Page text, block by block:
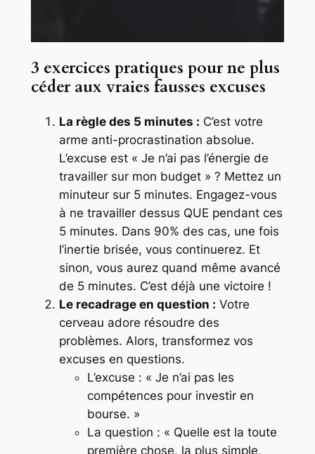
3 exercices pratiques pour ne plus
céder aux vraies fausses excuses
La règle des 5 minutes : C’est votre
arme anti-procrastination absolue.
L’excuse est « Je n’ai pas l’énergie de
travailler sur mon budget » ? Mettez un
minuteur sur 5 minutes. Engagez-vous
à ne travailler dessus QUE pendant ces
5 minutes. Dans 90% des cas, une fois
l’inertie brisée, vous continuerez. Et
sinon, vous aurez quand même avancé
de 5 minutes. C’est déjà une victoire !
Le recadrage en question : Votre
cerveau adore résoudre des
problèmes. Alors, transformez vos
excuses en questions.
L’excuse : « Je n’ai pas les
compétences pour investir en
bourse. »
La question : « Quelle est la toute
première chose, la plus simple,